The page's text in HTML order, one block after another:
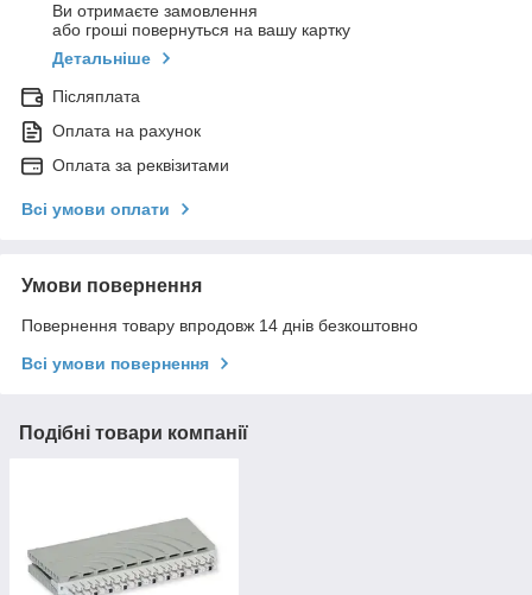
Ви отримаєте замовлення
або гроші повернуться на вашу картку
Детальніше
Післяплата
Оплата на рахунок
Оплата за реквізитами
Всі умови оплати
Умови повернення
Повернення товару впродовж 14 днів безкоштовно
Всі умови повернення
Подібні товари компанії